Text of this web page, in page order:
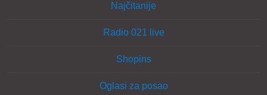
Najčitanije
Radio 021 live
Shopins
Oglasi za posao